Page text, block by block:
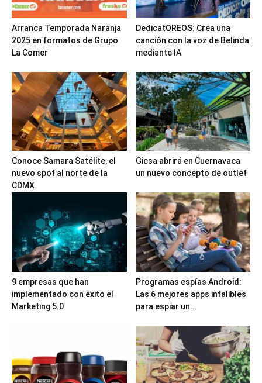
Arranca Temporada Naranja
2025 en formatos de Grupo
La Comer
DedicatOREOS: Crea una
canción con la voz de Belinda
mediante IA
Conoce Samara Satélite, el
nuevo spot al norte de la
CDMX
Gicsa abrirá en Cuernavaca
un nuevo concepto de outlet
9 empresas que han
implementado con éxito el
Marketing 5.0
Programas espías Android:
Las 6 mejores apps infalibles
para espiar un...